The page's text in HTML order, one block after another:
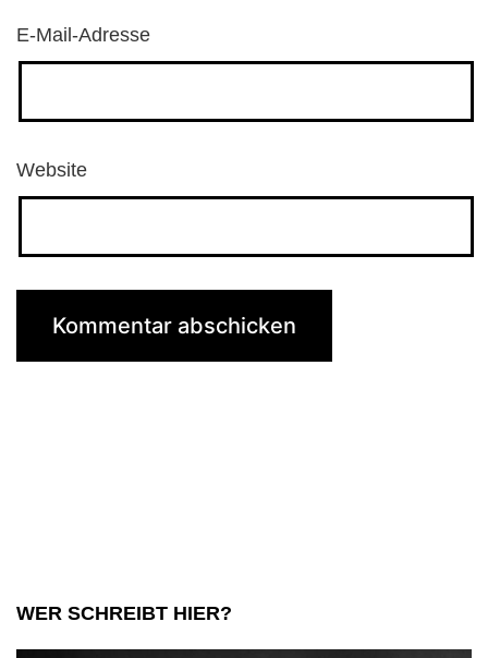
E-Mail-Adresse
Website
WER SCHREIBT HIER?